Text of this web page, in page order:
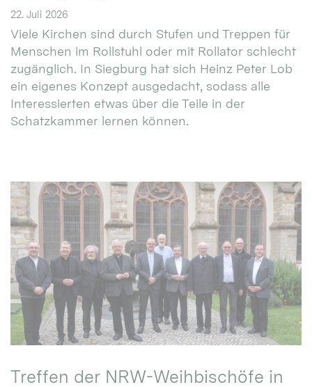
22. Juli 2026
Viele Kirchen sind durch Stufen und Treppen für
Menschen im Rollstuhl oder mit Rollator schlecht
zugänglich. In Siegburg hat sich Heinz Peter Lob
ein eigenes Konzept ausgedacht, sodass alle
Interessierten etwas über die Teile in der
Schatzkammer lernen können.
Treffen der NRW-Weihbischöfe in